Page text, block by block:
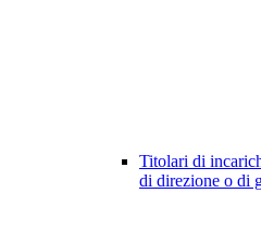
Titolari di
di direzione o di